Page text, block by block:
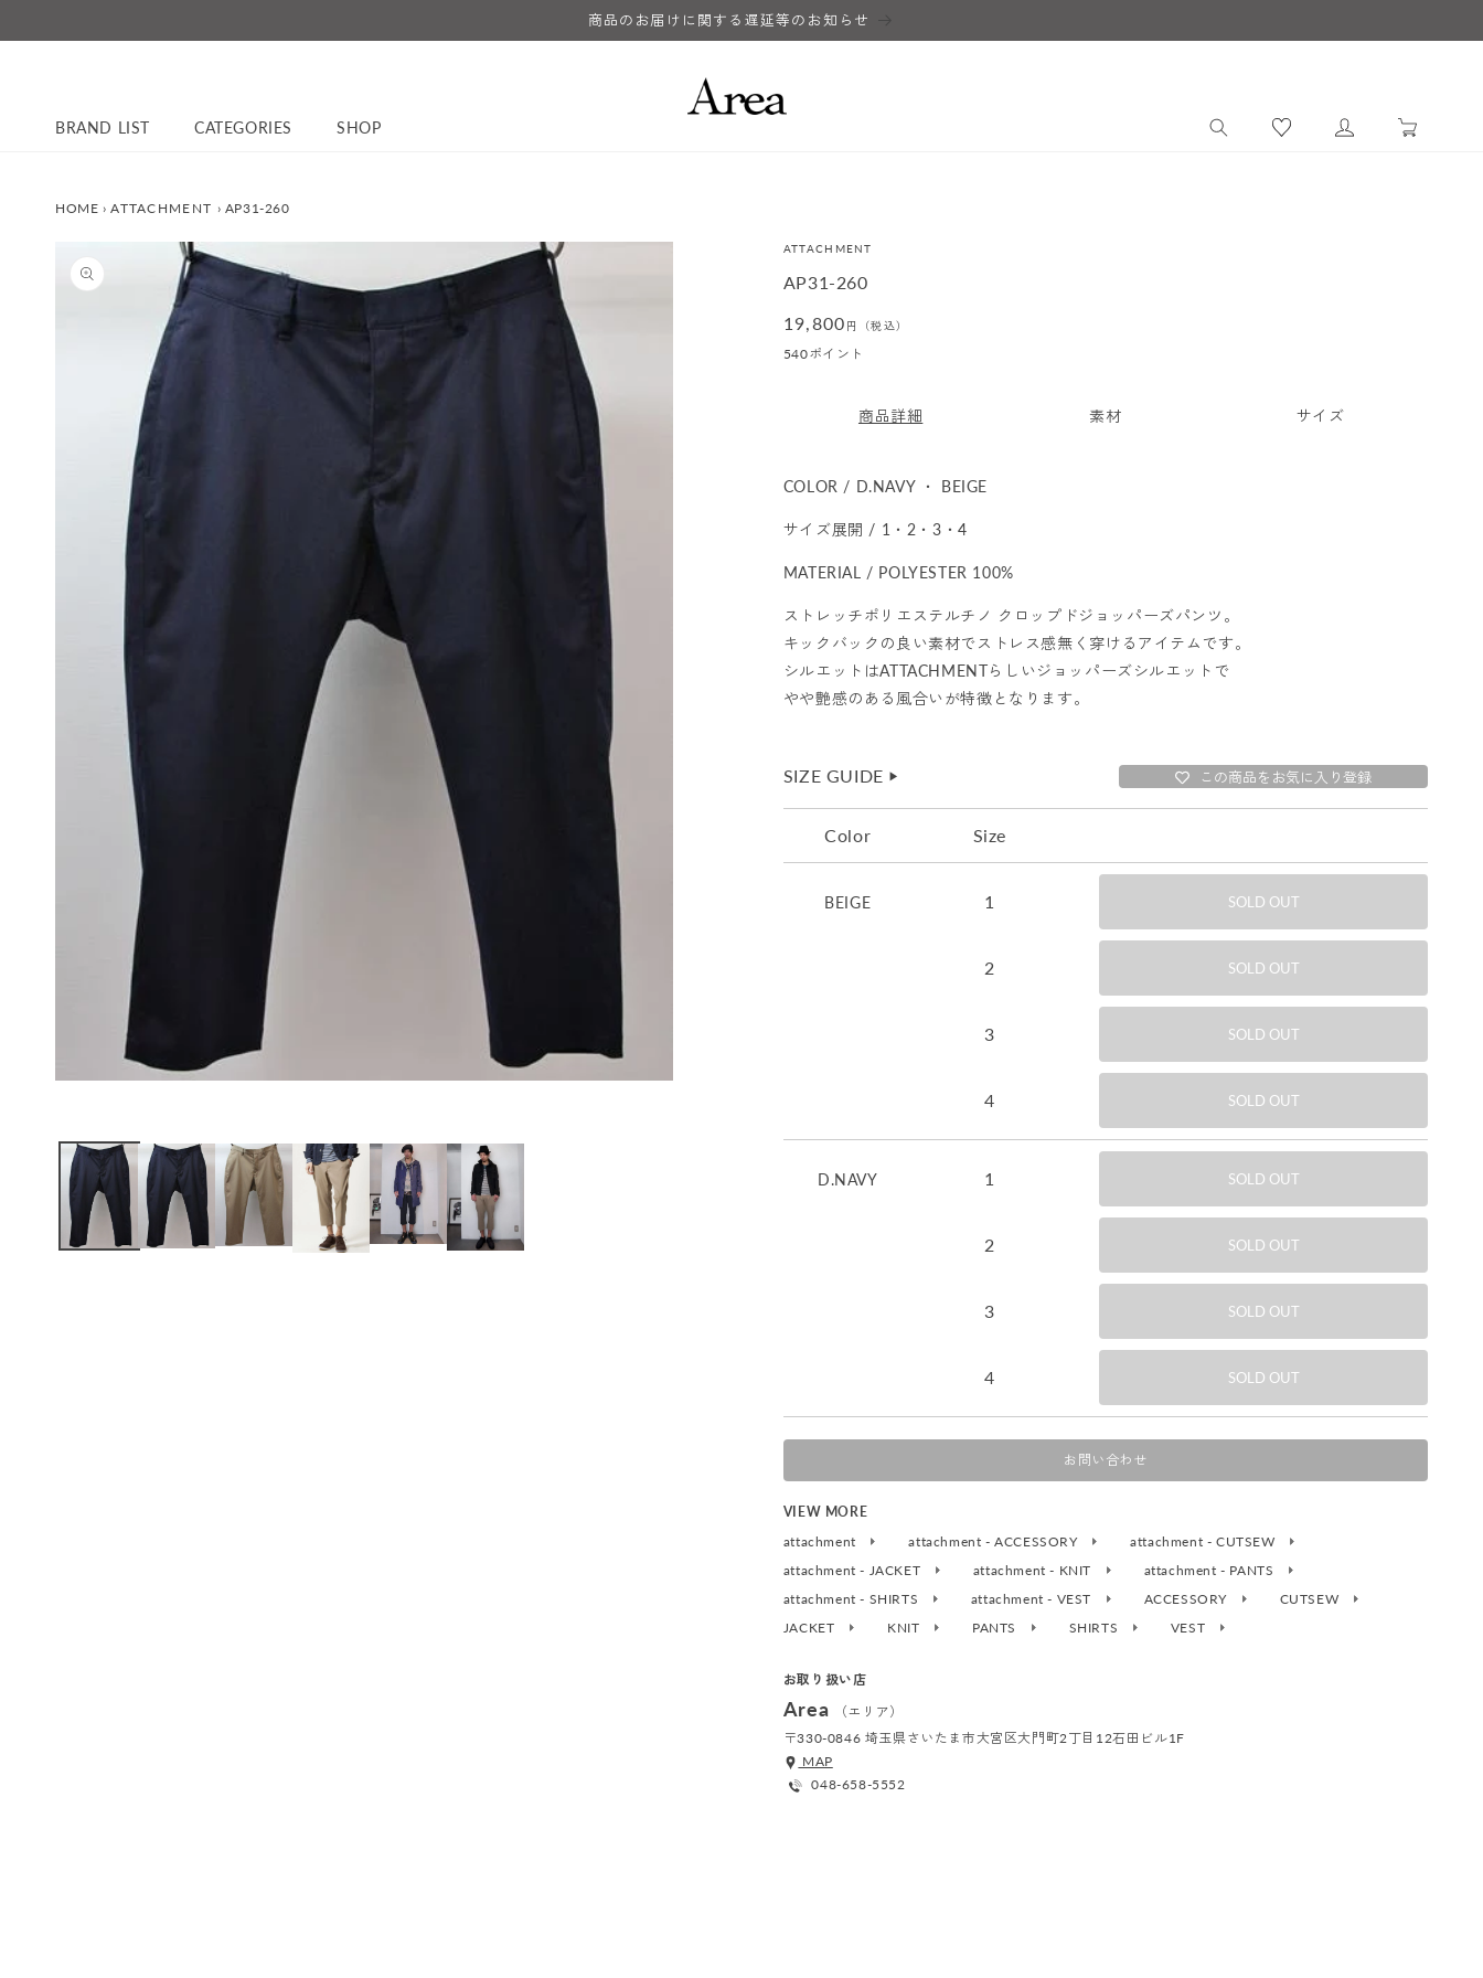
進む
商品のお届けに関する遅延等のお知らせ
BRAND LIST CATEGORIES SHOP
イ
ー
HOME › ATTACHMENT › AP31-260
ATTACHMENT
AP31-260
通
常
19,800 円（税込）
540ポイント
商品詳細 素材 サイズ
COLOR / D.NAVY ・ BEIGE
サイズ展開 / 1・2・3・4
MATERIAL / POLYESTER 100%
ストレッチポリエステルチノ クロップドジョッパーズパンツ。
キックバックの良い素材でストレス感無く穿けるアイテムです。
シルエットはATTACHMENTらしいジョッパーズシルエットで
やや艶感のある風合いが特徴となります。
SIZE GUIDE ▶︎ この商品をお気に入り登録
Color Size
BEIGE 1 SOLD OUT
2 SOLD OUT
3 SOLD OUT
4 SOLD OUT
D.NAVY 1 SOLD OUT
2 SOLD OUT
3 SOLD OUT
4 SOLD OUT
お問い合わせ
VIEW MORE
attachment
attachment - ACCESSORY
attachment - CUTSEW
attachment - JACKET
attachment - KNIT
attachment - PANTS
attachment - SHIRTS
attachment - VEST ACCESSORY
CUTSEW
JACKET
KNIT PANTS SHIRTS VEST
お取り扱い店
Area
（エリア）
〒330-0846 埼玉県さいたま市大宮区大門町2丁目12石田ビル1F
MAP
048-658-5552